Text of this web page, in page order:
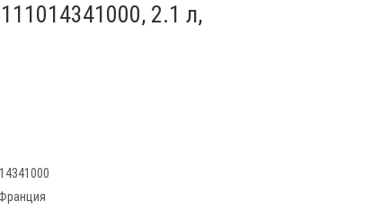
2.1 л,